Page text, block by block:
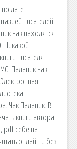
по дате
писателей-
Чак находятся
Никакой
писателя
Паланик Чак -
Чак Паланик. В
книги автора
pdf себе на
онлайн и без